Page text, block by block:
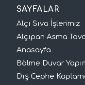
SAYFALAR
Alçı Sıva İşlerimiz
Alçıpan Asma
Anasayfa
Bölme Duvar
Dış Cephe